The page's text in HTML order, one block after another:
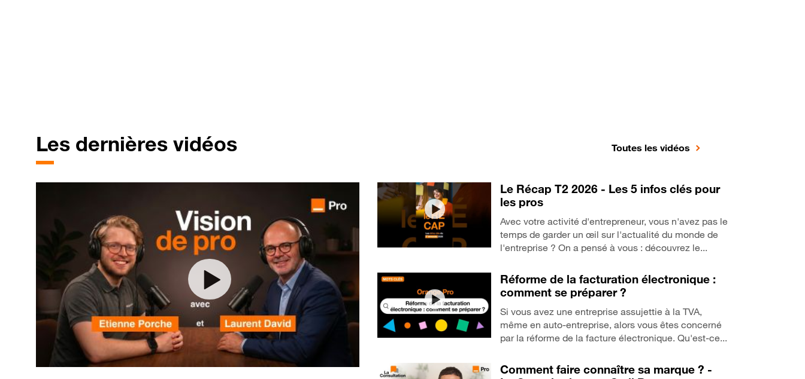
Les dernières vidéos Toutes les vidéos
Le Récap T2 2026 - Les 5 infos clés pour
les pros
Avec votre activité d'entrepreneur, vous n'avez pas le
temps de garder un œil sur l'actualité du monde de
l'entreprise ? On a pensé à vous : découvrez le...
Réforme de la facturation électronique :
comment se préparer ?
Si vous avez une entreprise assujettie à la TVA,
même en auto-entreprise, alors vous êtes concerné
par la réforme de la facture électronique. Qu'est-ce...
Comment faire connaître sa marque ? -